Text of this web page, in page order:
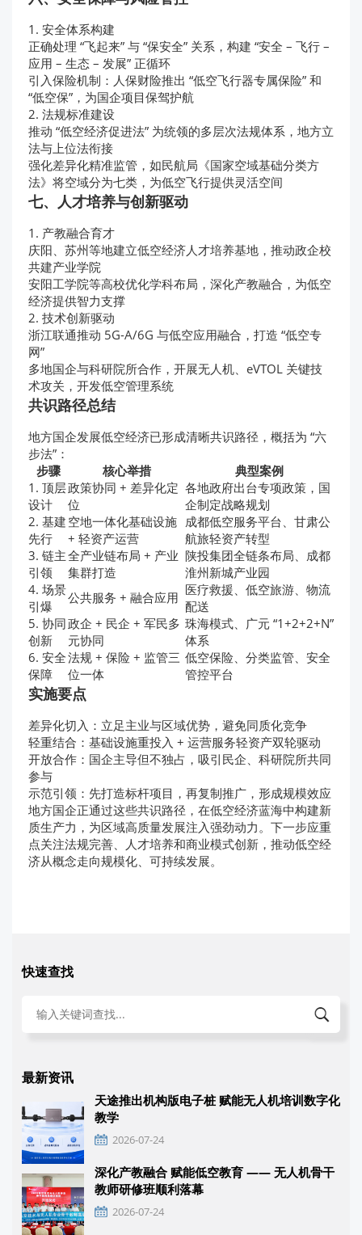
1. 安全体系构建
正确处理 “飞起来” 与 “保安全” 关系，构建 “安全 – 飞行 –
应用 – 生态 – 发展” 正循环
引入保险机制：人保财险推出 “低空飞行器专属保险” 和
“低空保”，为国企项目保驾护航
2. 法规标准建设
推动 “低空经济促进法” 为统领的多层次法规体系，地方立
法与上位法衔接
强化差异化精准监管，如民航局《国家空域基础分类方
法》将空域分为七类，为低空飞行提供灵活空间
七、人才培养与创新驱动
1. 产教融合育才
庆阳、苏州等地建立低空经济人才培养基地，推动政企校
共建产业学院
安阳工学院等高校优化学科布局，深化产教融合，为低空
经济提供智力支撑
2. 技术创新驱动
浙江联通推动 5G-A/6G 与低空应用融合，打造 “低空专
网”
多地国企与科研院所合作，开展无人机、eVTOL 关键技
术攻关，开发低空管理系统
共识路径总结
地方国企发展低空经济已形成清晰共识路径，概括为 “六
步法”：
步骤
核心举措
典型案例
1. 顶层
设计
政策协同 + 差异化定
位
各地政府出台专项政策，国
企制定战略规划
2. 基建
先行
空地一体化基础设施
+ 轻资产运营
成都低空服务平台、甘肃公
航旅轻资产转型
3. 链主
引领
全产业链布局 + 产业
集群打造
陕投集团全链条布局、成都
淮州新城产业园
4. 场景
引爆
公共服务 + 融合应用 医疗救援、低空旅游、物流
配送
5. 协同
创新
政企 + 民企 + 军民多
元协同
珠海模式、广元 “1+2+2+N”
体系
6. 安全
保障
法规 + 保险 + 监管三
位一体
低空保险、分类监管、安全
管控平台
实施要点
差异化切入：立足主业与区域优势，避免同质化竞争
轻重结合：基础设施重投入 + 运营服务轻资产双轮驱动
开放合作：国企主导但不独占，吸引民企、科研院所共同
参与
示范引领：先打造标杆项目，再复制推广，形成规模效应
地方国企正通过这些共识路径，在低空经济蓝海中构建新
质生产力，为区域高质量发展注入强劲动力。下一步应重
点关注法规完善、人才培养和商业模式创新，推动低空经
济从概念走向规模化、可持续发展。
快速查找
最新资讯
天途推出机构版电子桩 赋能无人机培训数字化
教学
2026-07-24
深化产教融合 赋能低空教育 —— 无人机骨干
教师研修班顺利落幕
2026-07-24